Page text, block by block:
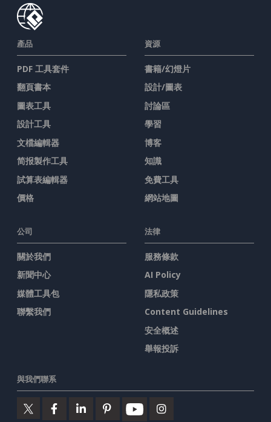
產品
PDF 工具套件
翻頁書本
圖表工具
設計工具
文檔編輯器
简报製作工具
試算表編輯器
價格
資源
書籍/幻燈片
設計/圖表
討論區
學習
博客
知識
免費工具
網站地圖
公司
關於我們
新聞中心
媒體工具包
聯繫我們
法律
服務條款
AI Policy
隱私政策
Content Guidelines
安全概述
舉報投訴
與我們聯系